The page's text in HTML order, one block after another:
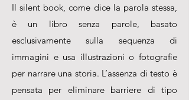
Il silent book, come dice la parola stessa,
è un libro senza parole, basato
esclusivamente sulla sequenza di
immagini e usa illustrazioni o fotografie
per narrare una storia. L’assenza di testo è
pensata per eliminare barriere di tipo